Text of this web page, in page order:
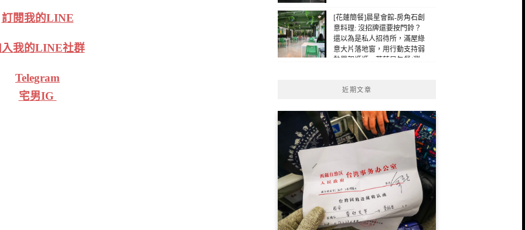
訂閱我的LINE
我的LINE社群
Telegram
宅男IG
[花蓮簡餐]晨星會館-房角石創
意料理: 沒招牌還要按門鈴？
還以為是私人招待所，滿屋綠
意大片落地窗，用行動支持弱
勢單親媽媽，花蓮早午餐(瀏
近期文章